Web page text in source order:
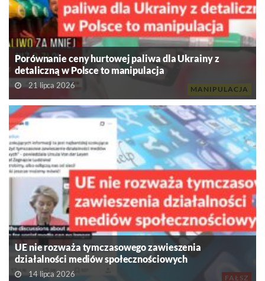
MANIPULACJA
Porównanie ceny hurtowej paliwa dla Ukrainy z
detaliczną w Polsce to manipulacja
21 lipca 2026
FAŁSZ
UE nie rozważa tymczasowego zawieszenia
działalności mediów społecznościowych
14 lipca 2026